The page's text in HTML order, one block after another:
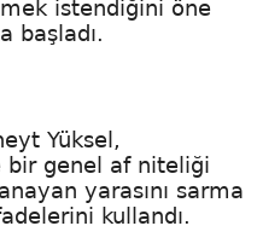
istendiğini öne
başladı.
Yüksel,
bir genel af niteliği
yarasını sarma
kullandı.